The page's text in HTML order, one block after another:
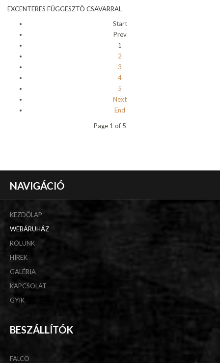
EXCENTERES FÜGGESZTÖ CSAVARRAL
Start
Prev
1
2
3
4
5
Next
End
Page 1 of 5
NAVIGÁCIÓ
KEZDŐLAP
WEBÁRUHÁZ
RÓLUNK
HÍREK
GALÉRIA
KAPCSOLAT
GYIK
BESZÁLLÍTÓK
FALCO